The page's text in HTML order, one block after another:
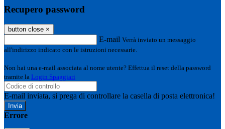
Recupero password
button close ×
E-mail Verrà inviato un messaggio
all'indirizzo indicato con le istruzioni necessarie.
Non hai una e-mail associata al nome utente? Effettua il reset della password
tramite la Login Spaggiari
E-mail inviata, si prega di controllare la casella di posta elettronica!
Errore